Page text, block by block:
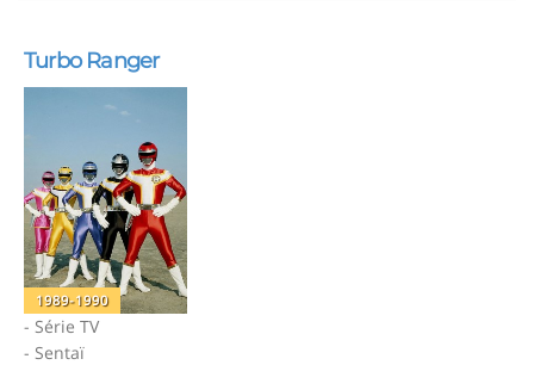
Turbo Ranger
1989-1990
- Série TV
- Sentaï